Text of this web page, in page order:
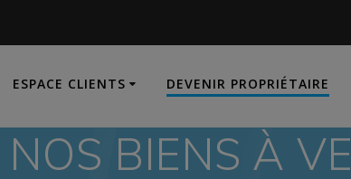
ESPACE CLIENTS DEVENIR PROPRIÉTAIRE
NOS BIENS À